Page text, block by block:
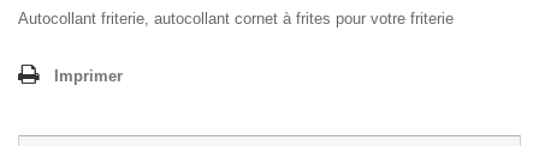
Autocollant friterie, autocollant cornet à frites pour votre friterie
Imprimer